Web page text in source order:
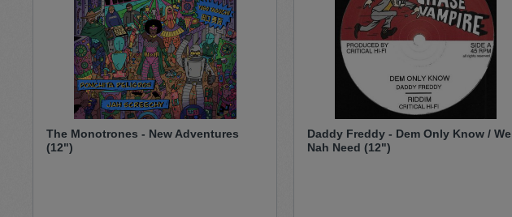
The Monotrones - New Adventures
(12")
Daddy Freddy - Dem Only Know / We
Nah Need (12")